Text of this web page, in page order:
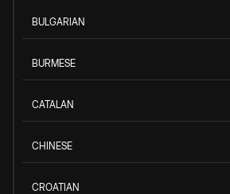
BULGARIAN
BURMESE
CATALAN
CHINESE
CROATIAN